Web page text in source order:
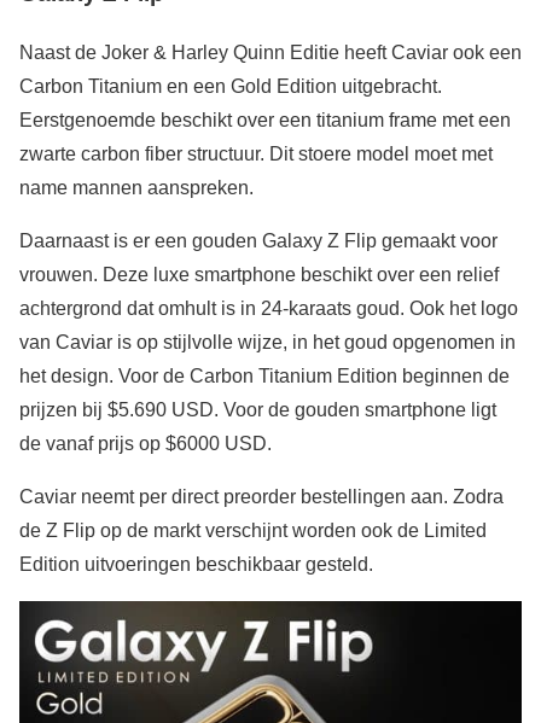
Naast de Joker & Harley Quinn Editie heeft Caviar ook een
Carbon Titanium en een Gold Edition uitgebracht.
Eerstgenoemde beschikt over een titanium frame met een
zwarte carbon fiber structuur. Dit stoere model moet met
name mannen aanspreken.
Daarnaast is er een gouden Galaxy Z Flip gemaakt voor
vrouwen. Deze luxe smartphone beschikt over een relief
achtergrond dat omhult is in 24-karaats goud. Ook het logo
van Caviar is op stijlvolle wijze, in het goud opgenomen in
het design. Voor de Carbon Titanium Edition beginnen de
prijzen bij $5.690 USD. Voor de gouden smartphone ligt
de vanaf prijs op $6000 USD.
Caviar neemt per direct preorder bestellingen aan. Zodra
de Z Flip op de markt verschijnt worden ook de Limited
Edition uitvoeringen beschikbaar gesteld.